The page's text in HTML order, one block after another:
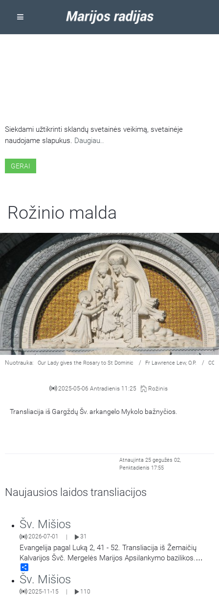
Siekdami užtikrinti sklandų svetainės veikimą, svetainėje
naudojame slapukus. Daugiau..
GERAI
Rožinio malda
Nuotrauka: Our Lady gives the Rosary to St Dominic / Fr Lawrence Lew, O.P. / CC
2025-05-06 Antradienis 11:25 Rožinis
Transliacija iš Gargždų Šv. arkangelo Mykolo bažnyčios.
Atnaujinta 25 gegužės 02,
Penktadienis 17:55
Naujausios laidos transliacijos
Šv. Mišios
2026-07-01 31
Evangelija pagal Luką 2, 41 - 52. Transliacija iš Žemaičių
Kalvarijos Švč. Mergelės Marijos Apsilankymo bazilikos.
Didieji Žemaičių Kalvarijos atllaidai. Šv. Mišias aukoja arkiv.
Šv. Mišios
2025-11-15 110